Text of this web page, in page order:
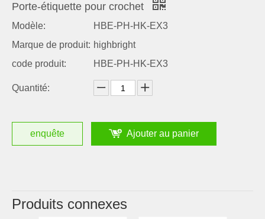
Porte-étiquette pour crochet
Modèle:
HBE-PH-HK-EX3
Marque de produit: highbright
code produit:
HBE-PH-HK-EX3
Quantité:
enquête Ajouter au panier
Produits connexes